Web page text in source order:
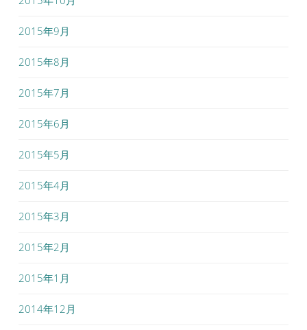
2015年9月
2015年8月
2015年7月
2015年6月
2015年5月
2015年4月
2015年3月
2015年2月
2015年1月
2014年12月